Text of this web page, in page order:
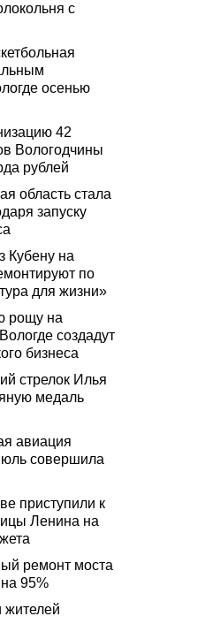
с
осенью
42
Вологодчины
рублей
область стала
запуску
Кубену на
по
для жизни»
рощу на
создадут
бизнеса
стрелок Илья
медаль
авиация
совершила
приступили к
Ленина на
ремонт моста
95%
жителей